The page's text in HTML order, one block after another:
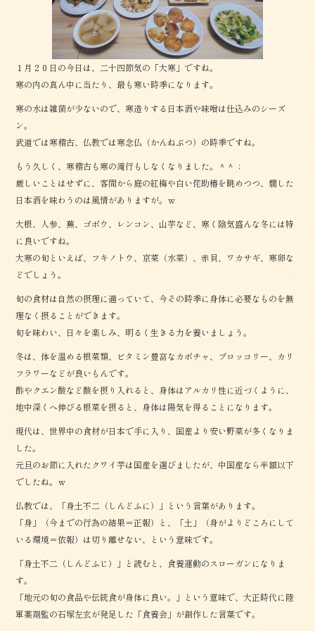
k
１月２０日の今日は、二十四節気の「大寒」ですね。
寒の内の真ん中に当たり、最も寒い時季になります。
寒の水は雑菌が少ないので、寒造りする日本酒や味噌は仕込みのシーズ
ン。
武道では寒稽古、仏教では寒念仏（かんねぶつ）の時季ですね。
もう久しく、寒稽古も寒の滝行もしなくなりました。＾＾；
厳しいことはせずに、客間から庭の紅梅や白い侘助椿を眺めつつ、燗した
日本酒を味わうのは風情がありますが。ｗ
大根、人参、蕪、ゴボウ、レンコン、山芋など、寒く陰気盛んな冬には特
に良いですね。
大寒の旬といえば、フキノトウ、京菜（水菜）、赤貝、ワカサギ、寒卵な
どでしょう。
旬の食材は自然の摂理に適っていて、今その時季に身体に必要なものを無
理なく摂ることができます。
旬を味わい、日々を楽しみ、明るく生きる力を養いましょう。
冬は、体を温める根菜類、ビタミン豊富なカボチャ、ブロッコリー、カリ
フラワーなどが良いもんです。
酢やクエン酸など酸を摂り入れると、身体はアルカリ性に近づくように、
地中深くへ伸びる根菜を摂ると、身体は陽気を得ることになります。
現代は、世界中の食材が日本で手に入り、国産より安い野菜が多くなりま
した。
元旦のお節に入れたクワイ芋は国産を選びましたが、中国産なら半額以下
でしたね。ｗ
仏教では、「身土不二（しんどふに）」という言葉があります。
「身」（今までの行為の結果＝正報）と、「土」（身がよりどころにして
いる環境＝依報）は切り離せない、という意味です。
「身土不二（しんどふじ）」と読むと、食養運動のスローガンになりま
す。
「地元の旬の食品や伝統食が身体に良い。」という意味で、大正時代に陸
軍薬剤監の石塚左玄が発足した「食養会」が創作した言葉です。